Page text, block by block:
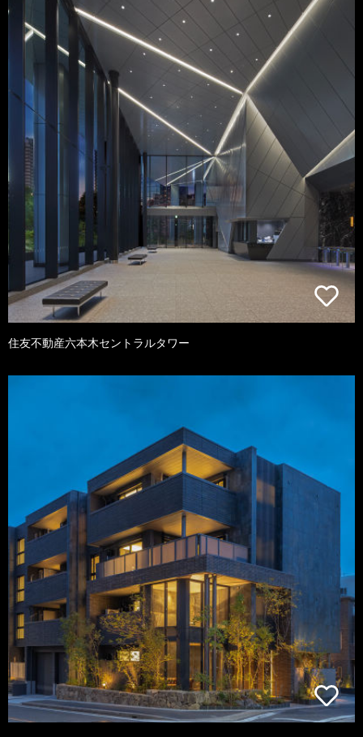
住友不動産六本木セントラルタワー